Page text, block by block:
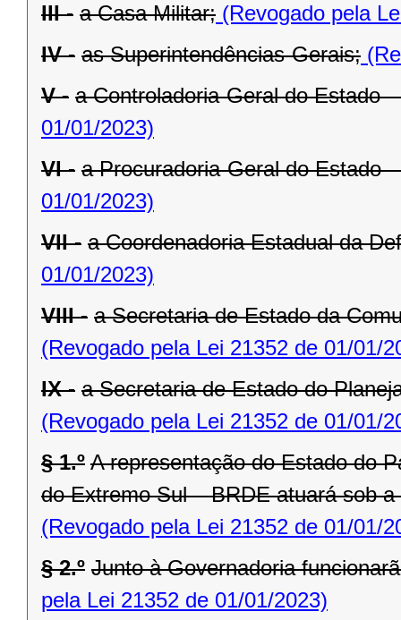
III - a Casa Militar; (Revogado pela
IV - as Superintendências-Gerais;
V - a Controladoria-Geral do Estado
01/01/2023)
VI - a Procuradoria-Geral do Estado
01/01/2023)
VII - a Coordenadoria Estadual da
01/01/2023)
VIII - a Secretaria de Estado da
(Revogado pela Lei 21352 de 01/01/
IX - a Secretaria de Estado do
(Revogado pela Lei 21352 de 01/01/
§ 1.º A representação do Estado do
do Extremo Sul – BRDE atuará sob
(Revogado pela Lei 21352 de 01/01/
§ 2.º Junto à Governadoria
pela Lei 21352 de 01/01/2023)